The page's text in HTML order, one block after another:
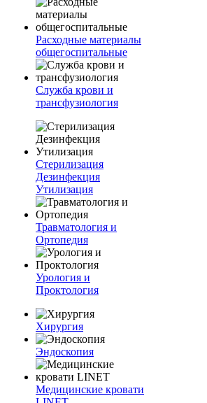
Расходные материалы
общегоспитальные
Служба крови и
трансфузиология
Стерилизация
Дезинфекция
Утилизация
Травматология и
Ортопедия
Урология и
Проктология
Хирургия
Эндоскопия
Медицинские кровати